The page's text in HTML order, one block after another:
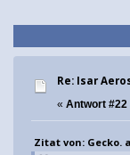
Re: Isar
« Antwort #22
Zitat von: Gecko.